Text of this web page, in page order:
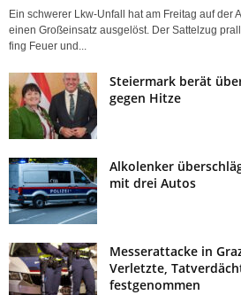
Ein schwerer Lkw-Unfall hat am Freitag auf der
einen Großeinsatz ausgelöst. Der Sattelzug
fing Feuer und...
Steiermark berät
gegen Hitze
Alkolenker
mit drei Autos
Messerattacke in
Verletzte,
festgenommen